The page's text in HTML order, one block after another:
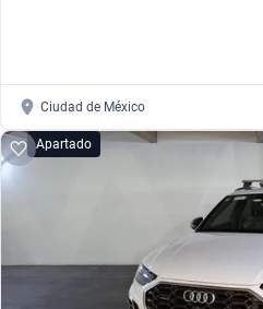
Ciudad de México
Apartado